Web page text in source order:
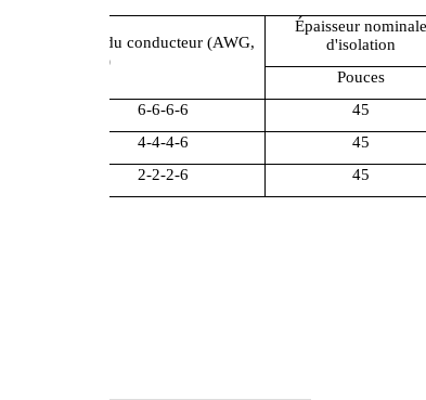
Taille du conducteur (AWG,
Kcmil)
Épaisseur nominale
d'isolation
Pouces
6-6-6-6
45
4-4-4-6
45
2-2-2-6
45